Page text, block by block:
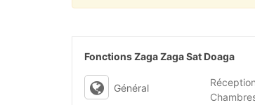
Fonctions Zaga Zaga Sat Doaga
Général